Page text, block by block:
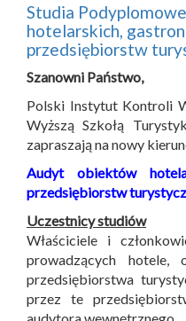
Studia
hotelarskich,
przedsiębiorstw
Szanowni Państwo,
Polski Instytut Kontroli
Wyższą Szkołą
zapraszają na nowy
Audyt obiektów
przedsiębiorstw
Uczestnicy studiów
Właściciele i
prowadzących hotele,
przedsiębiorstwa
przez te
audytora wewnętrznego.